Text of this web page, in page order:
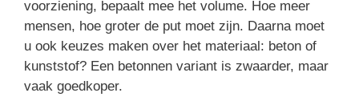
voorziening, bepaalt mee het volume. Hoe meer
mensen, hoe groter de put moet zijn. Daarna moet
u ook keuzes maken over het materiaal: beton of
kunststof? Een betonnen variant is zwaarder, maar
vaak goedkoper.